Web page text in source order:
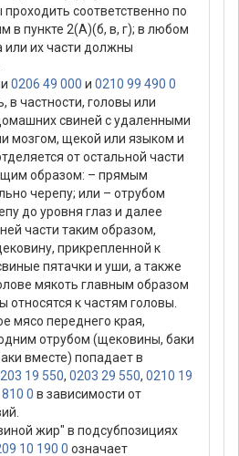
соответственно по
в пункте 2(А)(б, в, г); в любом
или их части должны
0206 49 000 и 0210 99 490 0
в частности, головы или
свиней с удаленными
мозгом, щекой или языком и
от остальной части
образом: – прямым
черепу; или – отрубом
до уровня глаз и далее
части таким образом,
прикрепленной к
пятачки и уши, а также
мякоть главным образом
относятся к частям головы.
мясо переднего края,
отрубом (щековины, баки
вместе) попадает в
19 550, 0203 29 550, 0210 19
0 в зависимости от
жир" в подсубпозициях
10 190 0 означает